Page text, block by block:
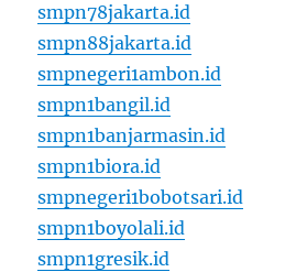
smpn78jakarta.id
smpn88jakarta.id
smpnegeri1ambon.id
smpn1bangil.id
smpn1banjarmasin.id
smpn1biora.id
smpnegeri1bobotsari.id
smpn1boyolali.id
smpn1gresik.id